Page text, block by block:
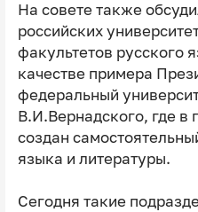
На совете также
российских
факультетов русского
качестве примера
федеральный
В.И.Вернадского, где в
создан
языка и литературы.
Сегодня такие